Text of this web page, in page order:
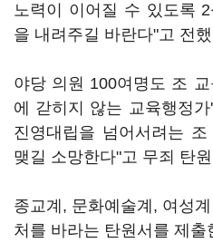
노력이 이어질 수 있도록
을 내려주길 바란다"고 전
야당 의원 100여명도 조
에 갇히지 않는 교육행정
진영대립을 넘어서려는
맺길 소망한다"고 무죄 탄
종교계, 문화예술계, 여성
처를 바라는 탄원서를 제출